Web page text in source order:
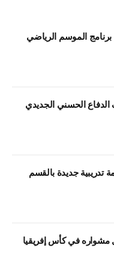
الموسم الرياضي
الحسني الجديدي
تدريبية جديدة بالقسم
في كأس إفريقيا